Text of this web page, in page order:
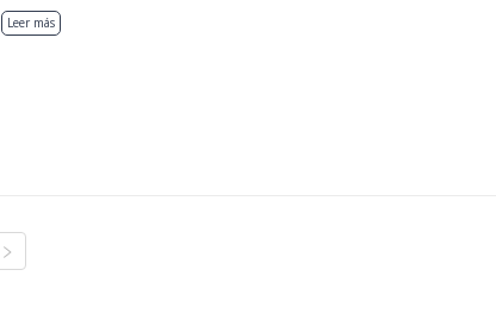
Leer más